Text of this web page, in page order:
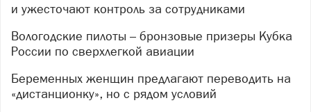
и ужесточают контроль за сотрудниками
Вологодские пилоты – бронзовые призеры Кубка
России по сверхлегкой авиации
Беременных женщин предлагают переводить на
«дистанционку», но с рядом условий